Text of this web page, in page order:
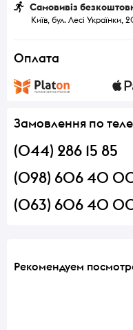
Самовивіз
Київ, бул. Лесі Українки,
Оплата
Замовлення по
(044) 286 15 85
(098) 606 40
(063) 606 40
Рекомендуем